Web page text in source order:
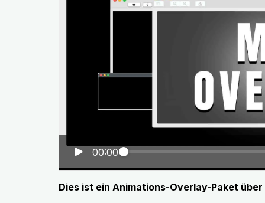
00:00
Dies ist ein Animations-Overlay-Paket